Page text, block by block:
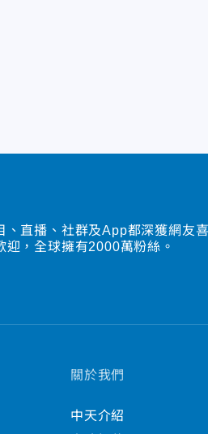
、直播、社群及App都深獲網友
迎，全球擁有2000萬粉絲。
關於我們
中天介紹